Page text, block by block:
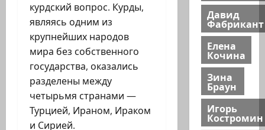
курдский вопрос. Курды,
являясь одним из
крупнейших народов
мира без собственного
государства, оказались
разделены между
четырьмя странами —
Турцией, Ираном, Ираком
и Сирией.
Давид
Фабрикант
Елена
Кочина
Зина
Браун
Игорь
Костромин